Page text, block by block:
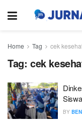
Home Tag cek
Tag: cek
BY